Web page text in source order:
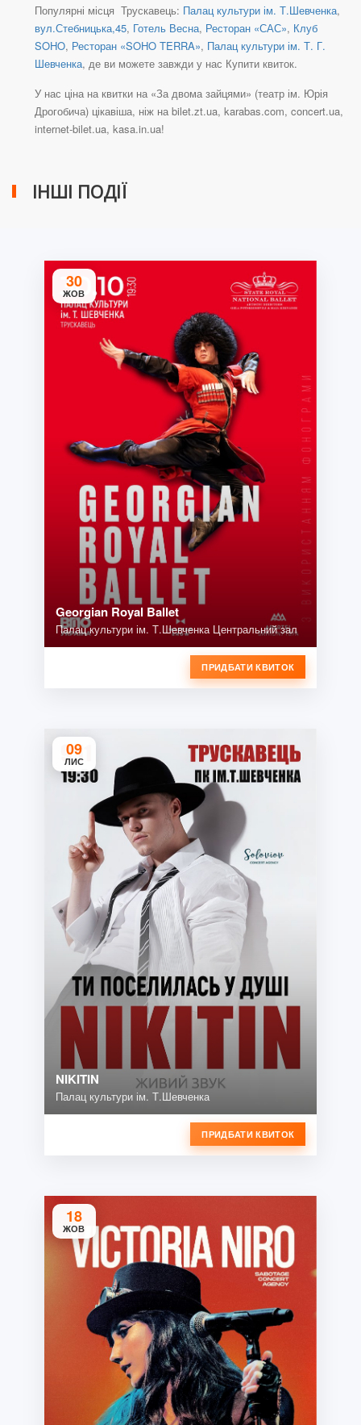
Популярні місця Трускавець: Палац культури ім. Т.Шевченка,
вул.Стебницька,45, Готель Весна, Ресторан «САС», Клуб
SOHO, Ресторан «SOHO TERRA», Палац культури ім. Т. Г.
Шевченка, де ви можете завжди у нас Купити квиток.
У нас ціна на квитки на «За двома зайцями» (театр ім. Юрія
Дрогобича) цікавіша, ніж на bilet.zt.ua, karabas.com, concert.ua,
internet-bilet.ua, kasa.in.ua!
ІНШІ ПОДІЇ
30
ЖОВ
Georgian Royal Ballet
Палац культури ім. Т.Шевченка Центральний зал
ПРИДБАТИ КВИТОК
09
ЛИС
NIKITIN
Палац культури ім. Т.Шевченка
ПРИДБАТИ КВИТОК
18
ЖОВ